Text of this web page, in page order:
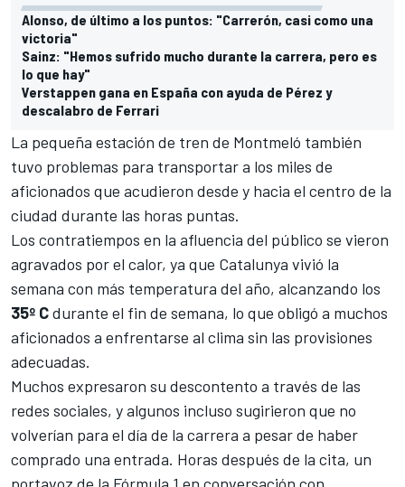
Alonso, de último a los puntos: "Carrerón, casi como una
victoria"
Sainz: "Hemos sufrido mucho durante la carrera, pero es
lo que hay"
Verstappen gana en España con ayuda de Pérez y
descalabro de Ferrari
La pequeña estación de tren de Montmeló también
tuvo problemas para transportar a los miles de
aficionados que acudieron desde y hacia el centro de la
ciudad durante las horas puntas.
Los contratiempos en la afluencia del público se vieron
agravados por el calor, ya que Catalunya vivió la
semana con más temperatura del año, alcanzando los
35º Cdurante el fin de semana, lo que obligó a muchos
aficionados a enfrentarse al clima sin las provisiones
adecuadas.
Muchos expresaron su descontento a través de las
redes sociales, y algunos incluso sugirieron que no
volverían para el día de la carrera a pesar de haber
comprado una entrada. Horas después de la cita, un
portavoz de la Fórmula 1 en conversación con